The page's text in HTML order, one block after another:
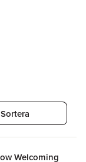
Sortera
Welcoming